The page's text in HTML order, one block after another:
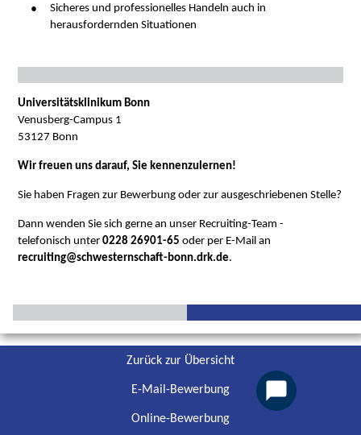
Sicheres und professionelles Handeln auch in
herausfordernden Situationen
Universitätsklinikum Bonn
Venusberg-Campus 1
53127 Bonn
Wir freuen uns darauf, Sie kennenzulernen!
Sie haben Fragen zur Bewerbung oder zur ausgeschriebenen Stelle?
Dann wenden Sie sich gerne an unser Recruiting-Team -
telefonisch unter0228 26901-65 oder per E-Mail an
recruiting@schwesternschaft-bonn.drk.de.
Zurück zur Übersicht
E-Mail-Bewerbung
Online-Bewerbung